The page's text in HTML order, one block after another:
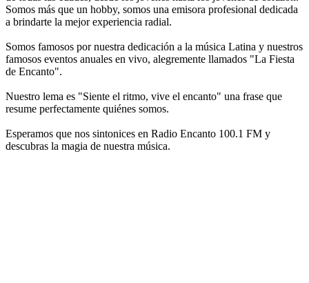
Somos más que un hobby, somos una emisora ​​profesional dedicada
a brindarte la mejor experiencia radial.
Somos famosos por nuestra dedicación a la música Latina y nuestros
famosos eventos anuales en vivo, alegremente llamados "La Fiesta
de Encanto".
Nuestro lema es "Siente el ritmo, vive el encanto" una frase que
resume perfectamente quiénes somos.
Esperamos que nos sintonices en Radio Encanto 100.1 FM y
descubras la magia de nuestra música.